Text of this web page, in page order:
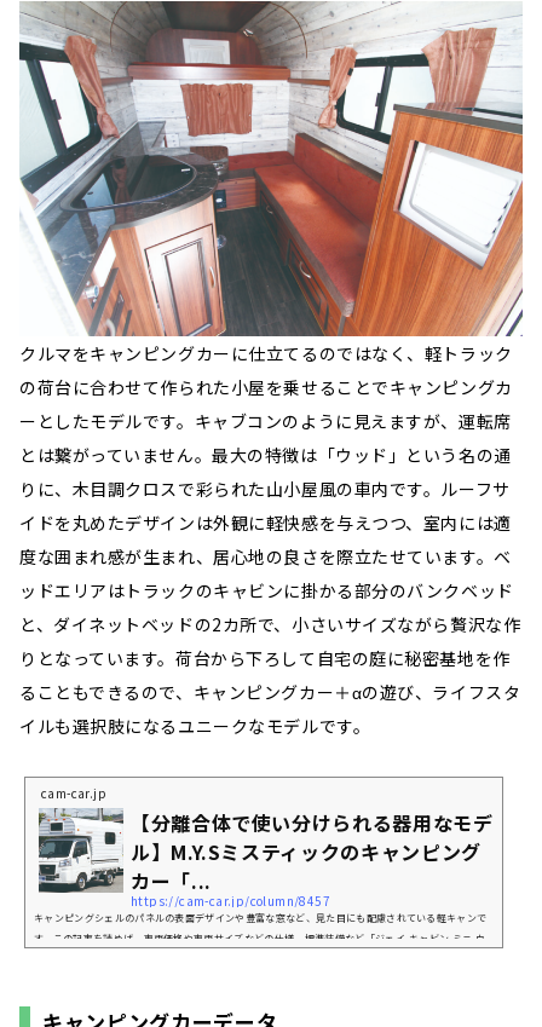
クルマをキャンピングカーに仕立てるのではなく、軽トラック
の荷台に合わせて作られた小屋を乗せることでキャンピングカ
ーとしたモデルです。キャブコンのように見えますが、運転席
とは繋がっていません。最大の特徴は「ウッド」という名の通
りに、木目調クロスで彩られた山小屋風の車内です。ルーフサ
イドを丸めたデザインは外観に軽快感を与えつつ、室内には適
度な囲まれ感が生まれ、居心地の良さを際立たせています。ベ
ッドエリアはトラックのキャビンに掛かる部分のバンクベッド
と、ダイネットベッドの2カ所で、小さいサイズながら贅沢な作
りとなっています。荷台から下ろして自宅の庭に秘密基地を作
ることもできるので、キャンピングカー＋αの遊び、ライフスタ
イルも選択肢になるユニークなモデルです。
cam-car.jp
【分離合体で使い分けられる器用なモデ
ル】M.Y.Sミスティックのキャンピング
カー「...
https://cam-car.jp/column/8457
キャンピングシェルのパネルの表面デザインや豊富な窓など、見た目にも配慮されている軽キャンで
す。この記事を読めば、車両価格や車両サイズなどの仕様、標準装備など「ジェイ-キャビン ミニ ウ
小屋を乗せることでキャンピングカーとしたモデ...